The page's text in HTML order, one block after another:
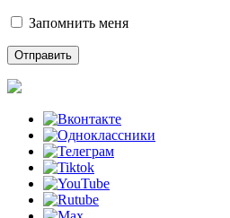
Запомнить меня